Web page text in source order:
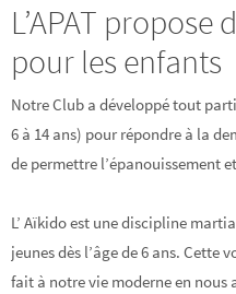
L’APAT propose
pour les enfants
Notre Club a développé tout
6 à 14 ans) pour répondre à la
de permettre l’épanouissement
L’ Aïkido est une discipline
jeunes dès l’âge de 6 ans.
fait à notre vie moderne en